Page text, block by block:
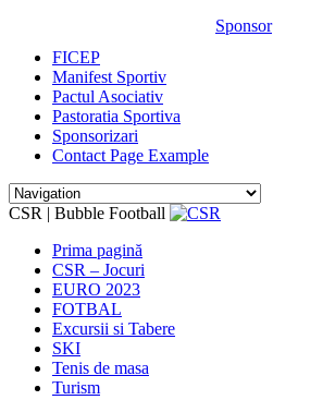
Sponsor
FICEP
Manifest Sportiv
Pactul Asociativ
Pastoratia Sportiva
Sponsorizari
Contact Page Example
CSR | Bubble Football
Prima pagină
CSR – Jocuri
EURO 2023
FOTBAL
Excursii si Tabere
SKI
Tenis de masa
Turism